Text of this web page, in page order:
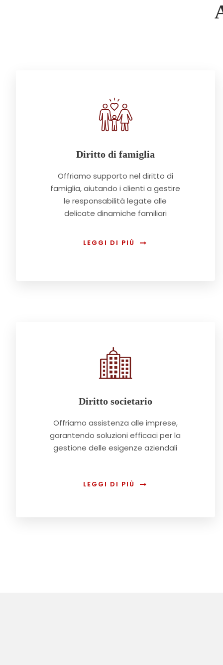
Diritto di famiglia
Offriamo supporto nel diritto di
famiglia, aiutando i clienti a gestire
le responsabilità legate alle
delicate dinamiche familiari
LEGGI DI PIÙ
Diritto societario
Offriamo assistenza alle imprese,
garantendo soluzioni efficaci per la
gestione delle esigenze aziendali
LEGGI DI PIÙ